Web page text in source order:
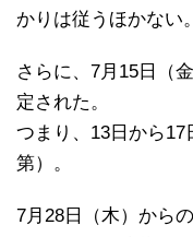
かりは従うほかない。
さらに、7月15日（
定された。
つまり、13日から
第）。
7月28日（木）から